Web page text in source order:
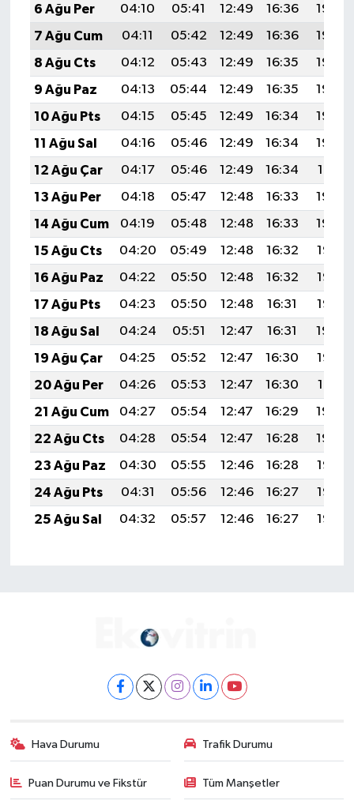
6 Ağu Per
04:10 05:41 12:49 16:36
19:48
7 Ağu Cum
04:11 05:42 12:49 16:36
19:46
8 Ağu Cts
04:12 05:43 12:49 16:35
19:45
9 Ağu Paz
04:13 05:44 12:49 16:35
19:44
10 Ağu Pts
04:15 05:45 12:49 16:34
19:43
11 Ağu Sal
04:16 05:46 12:49 16:34
19:42
12 Ağu Çar
04:17 05:46 12:49 16:34
19:41
13 Ağu Per
04:18 05:47 12:48 16:33
19:40
14 Ağu Cum
04:19 05:48 12:48 16:33
19:39
15 Ağu Cts
04:20 05:49 12:48 16:32
19:37
16 Ağu Paz
04:22 05:50 12:48 16:32
19:36
17 Ağu Pts
04:23 05:50 12:48 16:31
19:35
18 Ağu Sal
04:24 05:51 12:47 16:31
19:34
19 Ağu Çar
04:25 05:52 12:47 16:30
19:32
20 Ağu Per
04:26 05:53 12:47 16:30
19:31
21 Ağu Cum
04:27 05:54 12:47 16:29
19:30
22 Ağu Cts
04:28 05:54 12:47 16:28
19:29
23 Ağu Paz
04:30 05:55 12:46 16:28
19:27
24 Ağu Pts
04:31 05:56 12:46 16:27
19:26
25 Ağu Sal
04:32 05:57 12:46 16:27 19:25
Hava Durumu Trafik Durumu
Puan Durumu ve Fikstür Tüm Manşetler